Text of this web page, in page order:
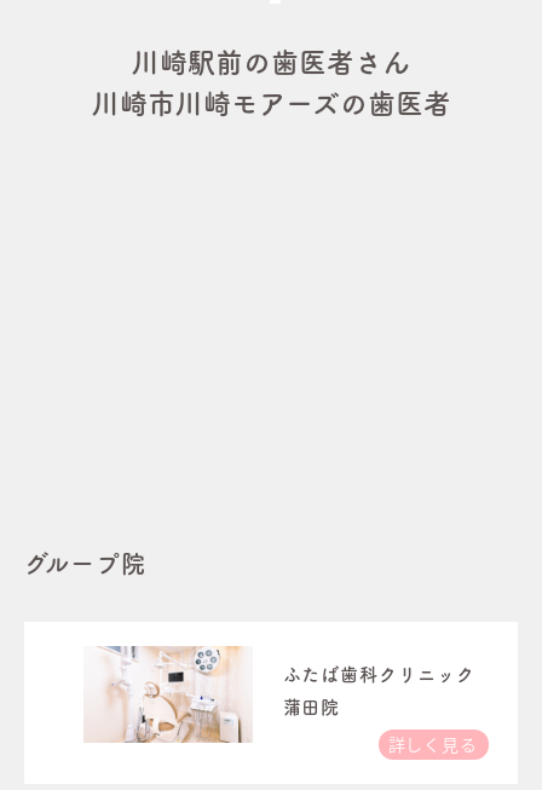
川崎駅前の歯医者さん
川崎市川崎モアーズの歯医者
グループ院
ふたば歯科クリニック
蒲田院
詳しく見る